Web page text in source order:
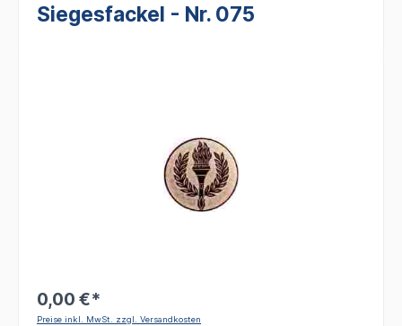
Siegesfackel - Nr. 075
0,00 €*
Preise inkl. MwSt. zzgl. Versandkosten